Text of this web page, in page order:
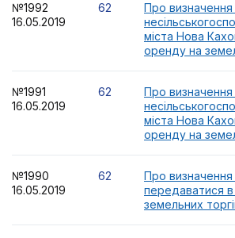
№1992
16.05.2019
62
Про визначення
міста Нова
оренду на
№1991
16.05.2019
62
Про визначення
міста Нова
оренду на
№1990
16.05.2019
62
Про визначення
передаватися
земельних